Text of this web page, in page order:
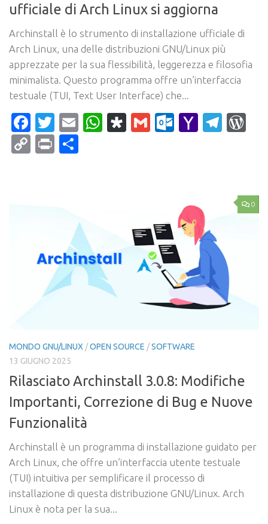
ufficiale di Arch Linux si aggiorna
Archinstall è lo strumento di installazione ufficiale di
Arch Linux, una delle distribuzioni GNU/Linux più
apprezzate per la sua flessibilità, leggerezza e filosofia
minimalista. Questo programma offre un’interfaccia
testuale (TUI, Text User Interface) che...
Facebook
Twitter
EmailWhatsApp
Diaspora
Gmail Yahoo
CopyPrint
0
MONDO GNU/LINUX /OPEN SOURCE /SOFTWARE
13 GIUGNO 2025
Rilasciato Archinstall 3.0.8: Modifiche
Importanti, Correzione di Bug e Nuove
Funzionalità
Archinstall è un programma di installazione guidato per
Arch Linux, che offre un’interfaccia utente testuale
(TUI) intuitiva per semplificare il processo di
installazione di questa distribuzione GNU/Linux. Arch
Linux è nota per la sua...